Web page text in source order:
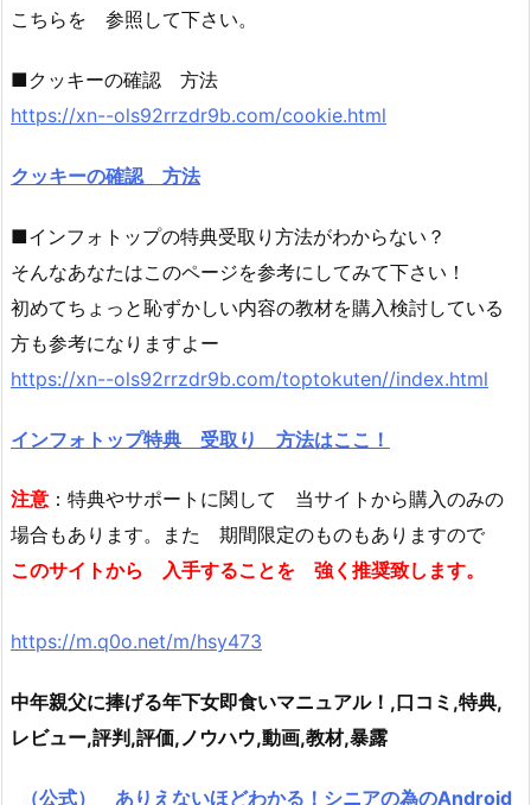
こちらを 参照して下さい。
■クッキーの確認 方法
https://xn--ols92rrzdr9b.com/cookie.html
クッキーの確認 方法
■インフォトップの特典受取り方法がわからない？
そんなあなたはこのページを参考にしてみて下さい！
初めてちょっと恥ずかしい内容の教材を購入検討している
方も参考になりますよー
https://xn--ols92rrzdr9b.com/toptokuten//index.html
インフォトップ特典 受取り 方法はここ！
注意 ：特典やサポートに関して 当サイトから購入のみの
場合もあります。また 期間限定のものもありますので
このサイトから 入手することを 強く推奨致します。
https://m.q0o.net/m/hsy473
中年親父に捧げる年下女即食いマニュアル！,口コミ,特典,
レビュー,評判,評価,ノウハウ,動画,教材,暴露
（公式） ありえないほどわかる！シニアの為のAndroid